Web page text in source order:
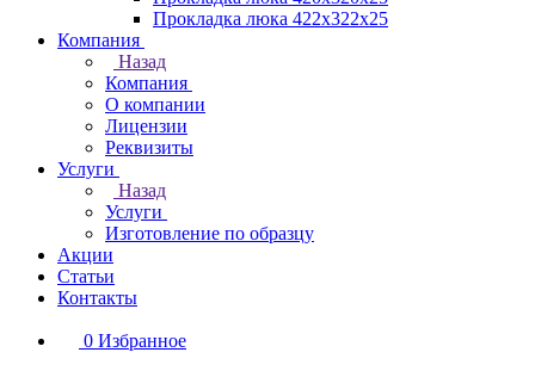
Прокладка люка 422x322x25
Компания
Назад
Компания
О компании
Лицензии
Реквизиты
Услуги
Назад
Услуги
Изготовление по образцу
Акции
Статьи
Контакты
0 Избранное